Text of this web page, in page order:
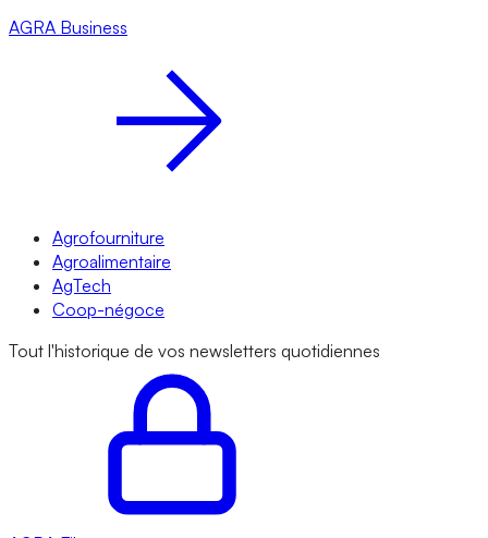
AGRA Business
Agrofourniture
Agroalimentaire
AgTech
Coop-négoce
Tout l'historique de vos newsletters quotidiennes